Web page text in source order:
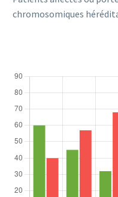
chromosomiques